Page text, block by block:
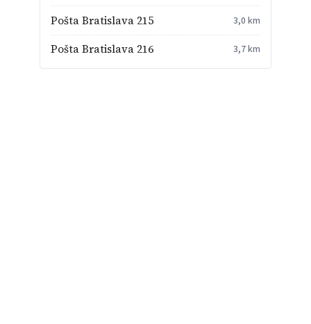
Pošta Bratislava 215 3,0 km
Pošta Bratislava 216 3,7 km